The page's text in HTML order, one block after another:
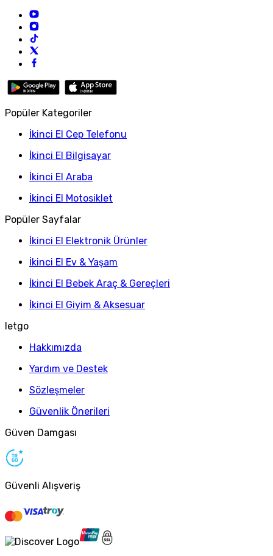
Popüler Kategoriler
İkinci El Cep Telefonu
İkinci El Bilgisayar
İkinci El Araba
İkinci El Motosiklet
Popüler Sayfalar
İkinci El Elektronik Ürünler
İkinci El Ev & Yaşam
İkinci El Bebek Araç & Gereçleri
İkinci El Giyim & Aksesuar
letgo
Hakkımızda
Yardım ve Destek
Sözleşmeler
Güvenlik Önerileri
Güven Damgası
Güvenli Alışveriş